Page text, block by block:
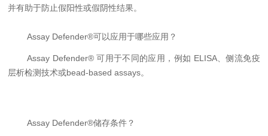
并有助于防止假阳性或假阴性结果。
Assay Defender®可以应用于哪些应用？
Assay Defender®可用于不同的应用，例如 ELISA、侧流免疫
层析检测技术或bead-based assays。
Assay Defender®储存条件？